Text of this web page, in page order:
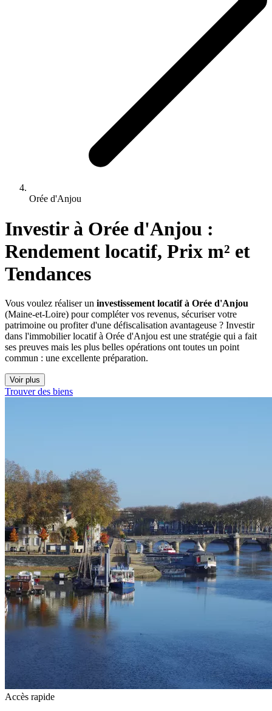
Orée d'Anjou
Investir à Orée d'Anjou :
Rendement locatif, Prix m² et
Tendances
Vous voulez réaliser un investissement locatif à Orée d'Anjou
(Maine-et-Loire) pour compléter vos revenus, sécuriser votre
patrimoine ou profiter d'une défiscalisation avantageuse ? Investir
dans l'immobilier locatif à Orée d'Anjou est une stratégie qui a fait
ses preuves mais les plus belles opérations ont toutes un point
commun : une excellente préparation.
Voir plus
Trouver des biens
Accès rapide